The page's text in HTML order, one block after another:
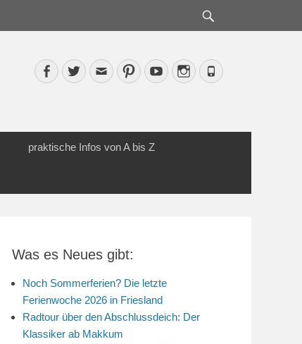
Facebook
TwitterEmailPinterestYouTubeInstagram
Phone
praktische Infos von A bis Z
Was es Neues gibt:
Noch Sommerferien? Die letzte
Ferienwoche 2026 in Friesland
Radtour über den Abschlussdeich: Der
Klassiker ab Makkum